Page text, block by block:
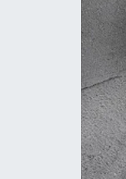
İskilip Haberleri
Kargı Haberleri